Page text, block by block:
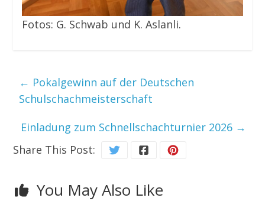
Fotos: G. Schwab und K. Aslanli.
← Pokalgewinn auf der Deutschen
Schulschachmeisterschaft
Einladung zum Schnellschachturnier 2026 →
Share This Post:
You May Also Like